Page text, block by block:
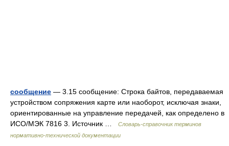
сообщение — 3.15 сообщение: Строка байтов, передаваемая
устройством сопряжения карте или наоборот, исключая знаки,
ориентированные на управление передачей, как определено в
ИСО/МЭК 7816 3. Источник …
Словарь-справочник терминов
нормативно-технической документации